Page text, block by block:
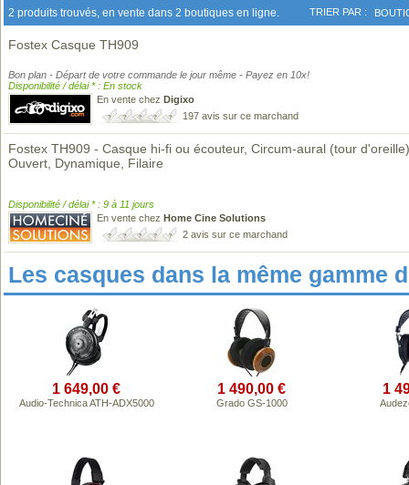
2 produits trouvés, en vente dans 2 boutiques en ligne. TRIER PAR :
Fostex Casque TH909
Bon plan - Départ de votre commande le jour même - Payez en 10x!
Disponibilité / délai * : En stock
En vente chez Digixo
197 avis sur ce marchand
Fostex TH909 - Casque hi-fi ou écouteur, Circum-aural (tour
Ouvert, Dynamique, Filaire
Disponibilité / délai * : 9 à 11 jours
En vente chez Home Cine Solutions
2 avis sur ce marchand
Les casques dans la même gamme
1 649,00 €
Audio-Technica ATH-ADX5000
1 490,00 €
Grado GS-1000
1